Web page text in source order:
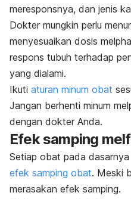
meresponsnya, dan jenis
Dokter mungkin perlu
menyesuaikan dosis
respons tubuh terhadap
yang dialami.
Ikuti aturan minum obat
Jangan berhenti minum
dengan dokter Anda.
Efek samping
Setiap obat pada
efek samping obat. Meski
merasakan efek samping.